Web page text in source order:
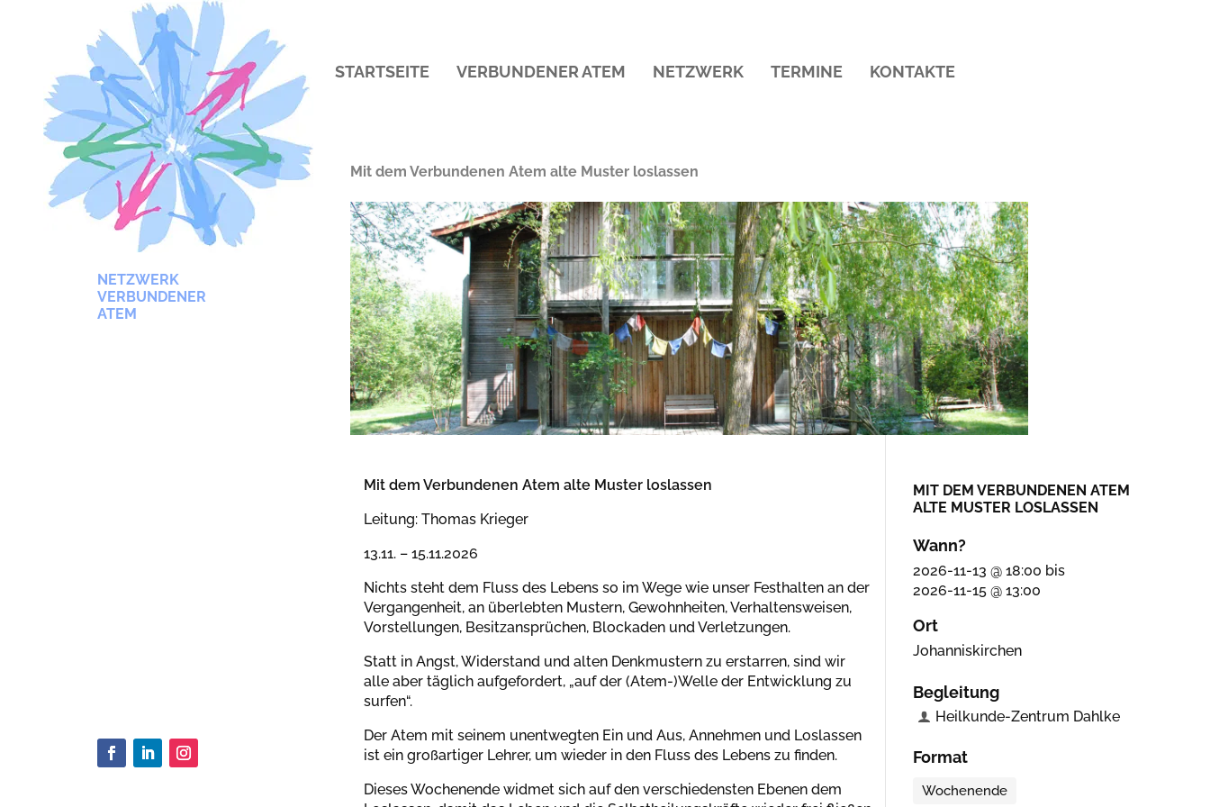
NETZWERK
VERBUNDENER
ATEM
STARTSEITE VERBUNDENER ATEM NETZWERK TERMINE KONTAKTE
Mit dem Verbundenen Atem alte Muster loslassen
Mit dem Verbundenen Atem alte Muster loslassen
Leitung: Thomas Krieger
13.11. – 15.11.2026
Nichts steht dem Fluss des Lebens so im Wege wie unser Festhalten an der
Vergangenheit, an überlebten Mustern, Gewohnheiten, Verhaltensweisen,
Vorstellungen, Besitzansprüchen, Blockaden und Verletzungen.
Statt in Angst, Widerstand und alten Denkmustern zu erstarren, sind wir
alle aber täglich aufgefordert, „auf der (Atem-)Welle der Entwicklung zu
surfen“.
Der Atem mit seinem unentwegten Ein und Aus, Annehmen und Loslassen
ist ein großartiger Lehrer, um wieder in den Fluss des Lebens zu finden.
Dieses Wochenende widmet sich auf den verschiedensten Ebenen dem
MIT DEM VERBUNDENEN ATEM
ALTE MUSTER LOSLASSEN
Wann?
2026-11-13 @ 18:00 bis
2026-11-15 @ 13:00
Ort
Johanniskirchen
Begleitung
Heilkunde-Zentrum Dahlke
Format
Wochenende